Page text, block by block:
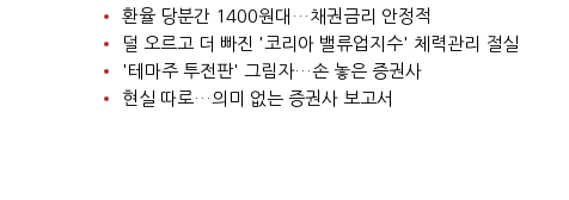
환율 당분간 1400원대…채권금리 안정적
덜 오르고 더 빠진 '코리아 밸류업지수' 체력관리 절실
'테마주 투전판' 그림자…손 놓은 증권사
현실 따로…의미 없는 증권사 보고서